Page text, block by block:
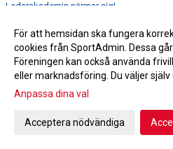
Ledarakademin närmar sig!
Hjälp oss utveckla Tyresö FF!
Emil Pagrot ny huvudtränare för damlaget!
Feriejobbare på Tyresövallen!
Framtidsveckan| Investeringar i
För att hemsidan ska fungera
cookies från SportAdmin. Dessa
Föreningen kan också använda
eller marknadsföring. Du väljer själv
Anpassa dina val
Acceptera nödvändiga